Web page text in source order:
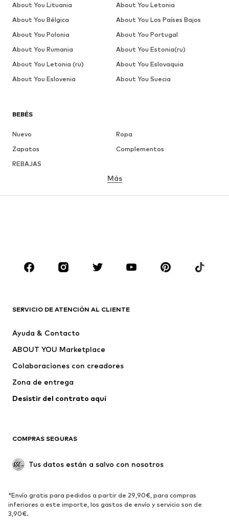
BEBÉS
Nuevo
Ropa
Zapatos
Complementos
REBAJAS
MARCAS
PUMA
Liewood
FC Barcelona
Más
SERVICIO DE ATENCIÓN AL CLIENTE
Ayuda & Contacto
ABOUT YOU Marketplace
Colaboraciones con creadores
Zona de entrega
Desistir del contrato aquí
COMPRAS SEGURAS
Tus datos están a salvo con nosotros
*Envío gratis para pedidos a partir de 29,90€, para compras
inferiores a este importe, los gastos de envío y servicio son de
3,90€.
About You Lituania
About You Letonia
About You Bélgica
About You Los Países Bajos
About You Polonia
About You Portugal
About You Rumania
About You Estonia(ru)
About You Letonia (ru)
About You Eslovaquia
About You Eslovenia
About You Suecia